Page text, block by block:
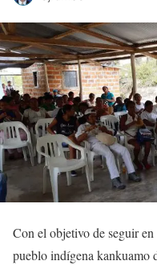
Con el objetivo de seguir
pueblo indígena kankuamo